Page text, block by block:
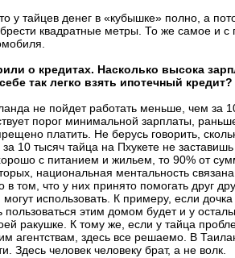
у тайцев денег в «кубышке» полно, а
квадратные метры. То же самое и с
о кредитах. Насколько высока
так легко взять ипотечный кредит?
не пойдет работать меньше, чем за
порог минимальной зарплаты,
платить. Не берусь говорить,
10 тысяч тайца на Пхукете не
с питанием и жильем, то 90% от
национальная ментальность
в том, что у них принято помогать друг
могут использовать. К примеру, если
пользоваться этим домом будет и у
ракушке. К тому же, если у тайца
агентствам, здесь все решаемо. В
Здесь человек человеку брат, а не волк.